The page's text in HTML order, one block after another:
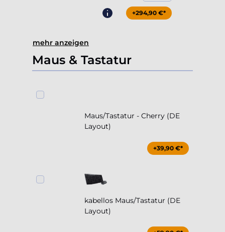
+294,90 €*
mehr anzeigen
Maus & Tastatur
Maus/Tastatur - Cherry (DE
Layout)
+39,90 €*
kabellos Maus/Tastatur (DE
Layout)